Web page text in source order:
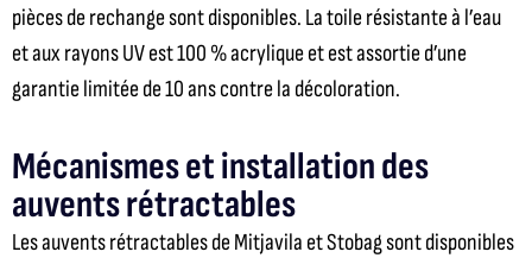
pièces de rechange sont disponibles. La toile résistante à l’eau
et aux rayons UV est 100 % acrylique et est assortie d’une
garantie limitée de 10 ans contre la décoloration.
Mécanismes et installation des
auvents rétractables
Les auvents rétractables de Mitjavila et Stobag sont disponibles